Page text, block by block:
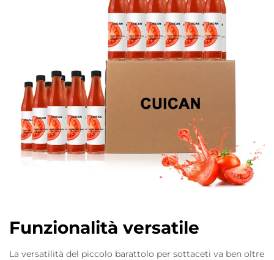
Funzionalità versatile
La versatilità del piccolo barattolo per sottaceti va ben oltre